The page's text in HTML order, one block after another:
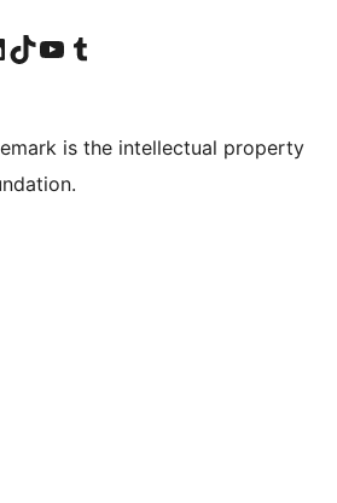
Facebook
conta no Instagram
nossa conta no LinkedIn
Visit our TikTok account
Visit our YouTube channel
Visit our Tumblr account
is the intellectual property